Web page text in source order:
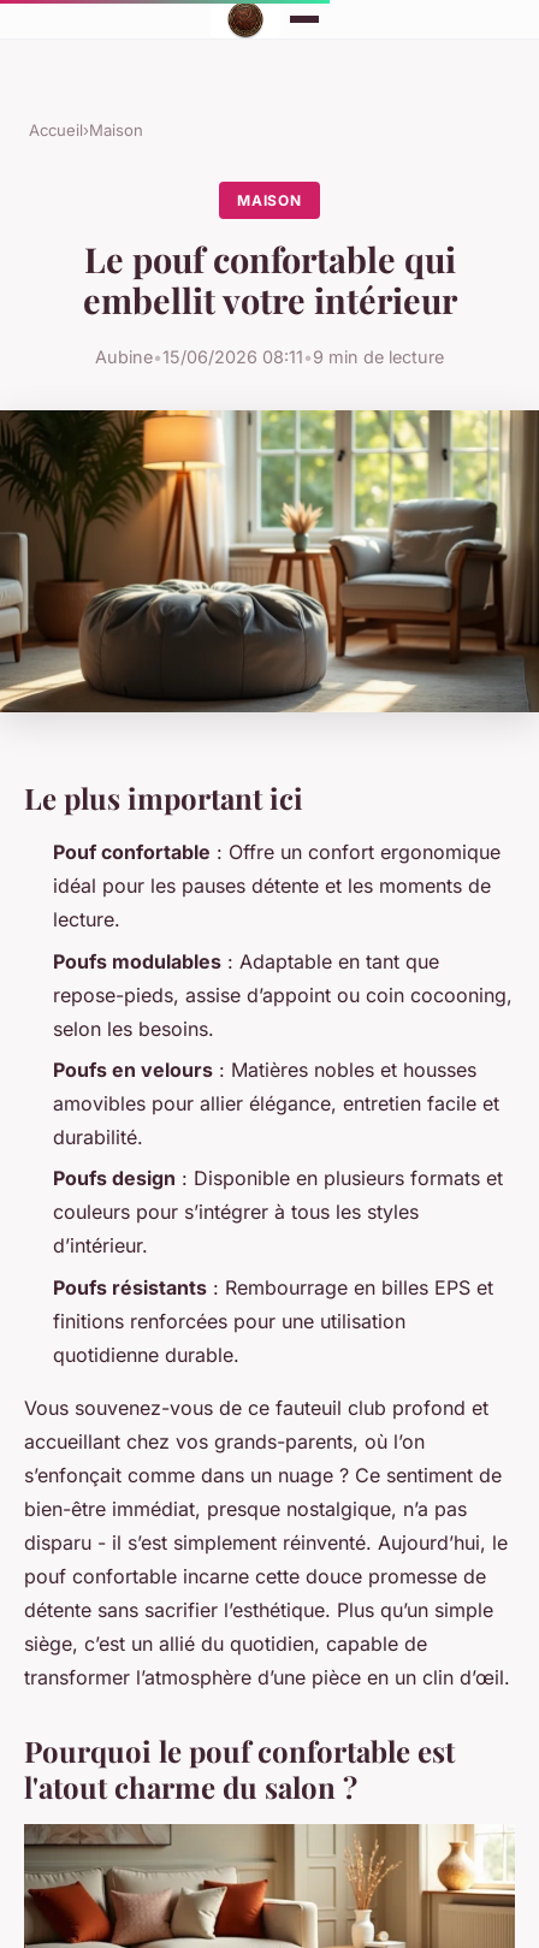
Accueil›Maison
MAISON
Le pouf confortable qui
embellit votre intérieur
Aubine•15/06/2026 08:11•9 min de lecture
Le plus important ici
Pouf confortable : Offre un confort ergonomique
idéal pour les pauses détente et les moments de
lecture.
Poufs modulables : Adaptable en tant que
repose-pieds, assise d’appoint ou coin cocooning,
selon les besoins.
Poufs en velours : Matières nobles et housses
amovibles pour allier élégance, entretien facile et
durabilité.
Poufs design : Disponible en plusieurs formats et
couleurs pour s’intégrer à tous les styles
d’intérieur.
Poufs résistants : Rembourrage en billes EPS et
finitions renforcées pour une utilisation
quotidienne durable.
Vous souvenez-vous de ce fauteuil club profond et
accueillant chez vos grands-parents, où l’on
s’enfonçait comme dans un nuage ? Ce sentiment de
bien-être immédiat, presque nostalgique, n’a pas
disparu - il s’est simplement réinventé. Aujourd’hui, le
pouf confortable incarne cette douce promesse de
détente sans sacrifier l’esthétique. Plus qu’un simple
siège, c’est un allié du quotidien, capable de
transformer l’atmosphère d’une pièce en un clin d’œil.
Pourquoi le pouf confortable est
l'atout charme du salon ?